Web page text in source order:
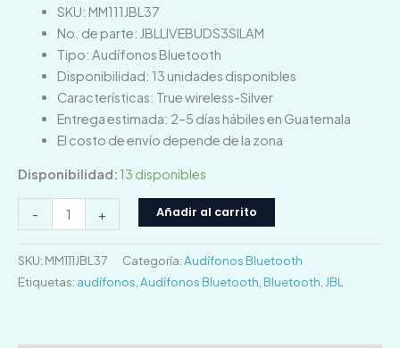
SKU: MM111JBL37
No. de parte: JBLLIVEBUDS3SILAM
Tipo: Audífonos Bluetooth
Disponibilidad: 13 unidades disponibles
Características: True wireless-Silver
Entrega estimada: 2–5 días hábiles en Guatemala
El costo de envío depende de la zona
Disponibilidad:13 disponibles
- + Añadir al carrito
SKU: MM111JBL37 Categoría:Audífonos Bluetooth
Etiquetas: audífonos Audífonos Bluetooth Bluetooth JBL